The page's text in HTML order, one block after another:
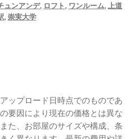
ュンアンデ, ロフト , ワンルーム, 上道
, 崇実大学
ップロード日時点でのものであ
要因により現在の価格とは異な
た、お部屋のサイズや構成、条